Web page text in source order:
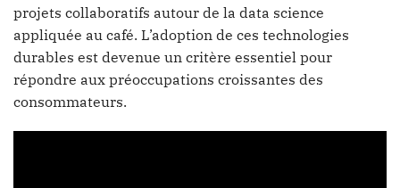
projets collaboratifs autour de la data science
appliquée au café. L’adoption de ces technologies
durables est devenue un critère essentiel pour
répondre aux préoccupations croissantes des
consommateurs.